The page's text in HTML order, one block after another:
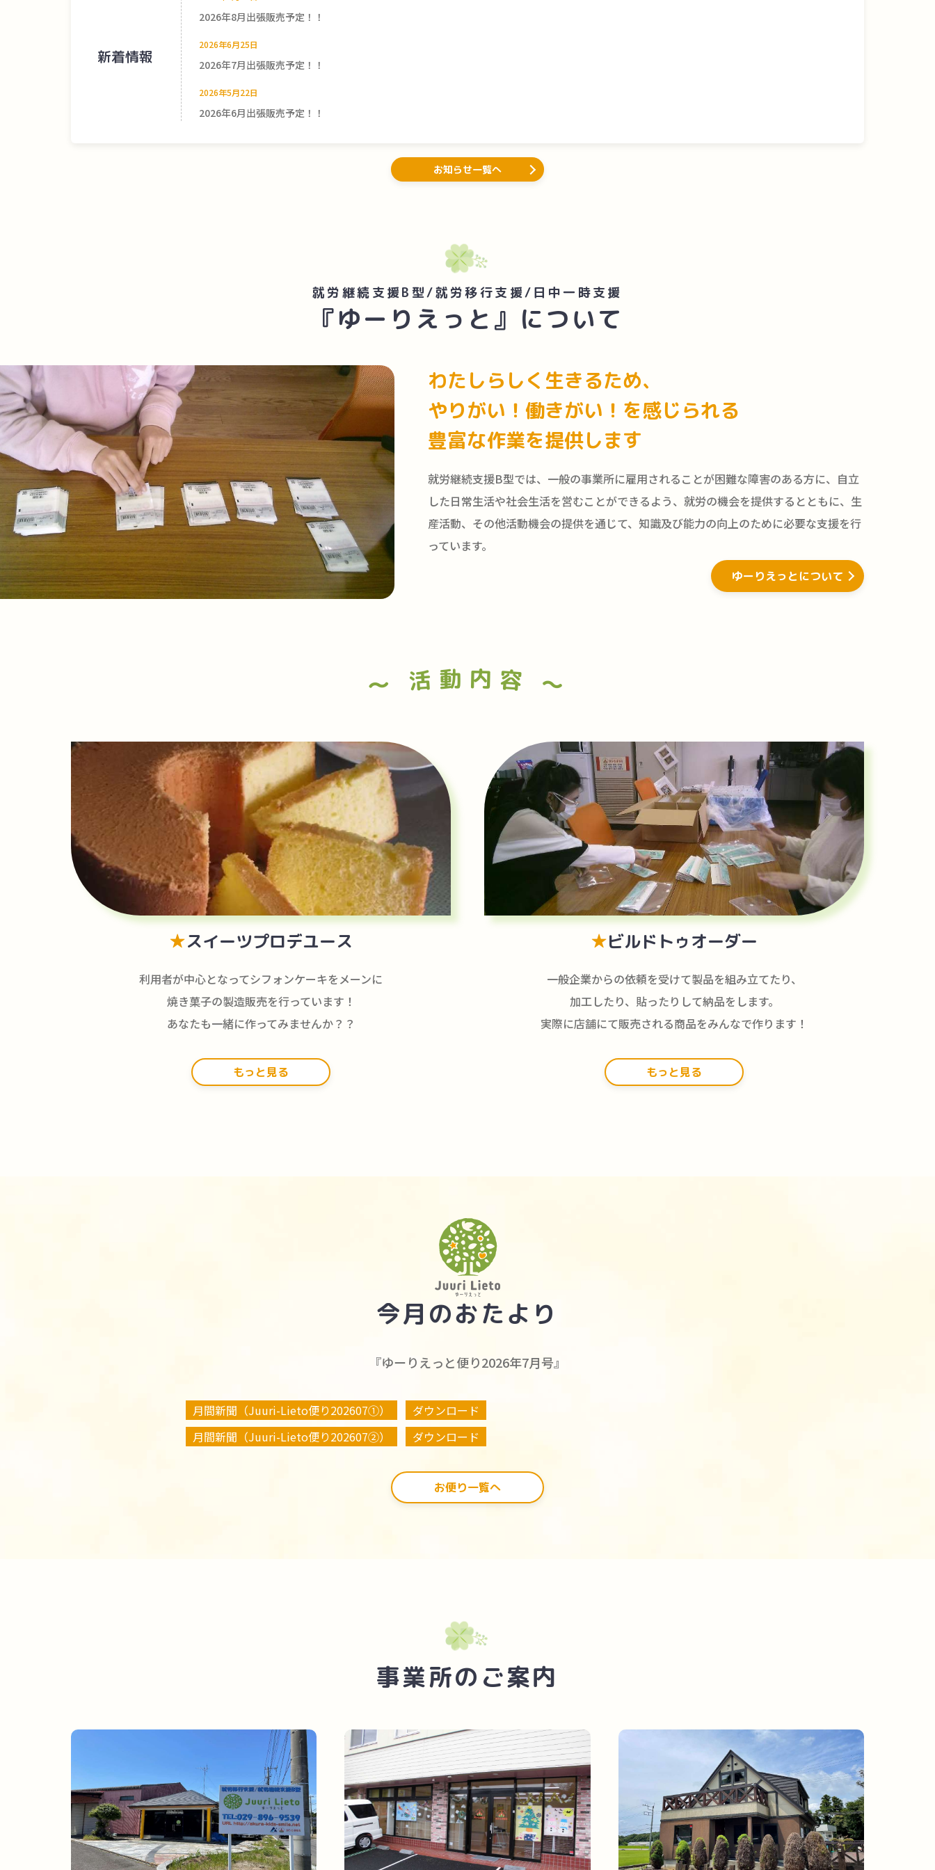
新着情報
2026年8月出張販売予定！！
2026年6月25日
2026年7月出張販売予定！！
2026年5月22日
2026年6月出張販売予定！！
お知らせ一覧へ
就労継続支援B型/就労移行支援/日中一時支援
『ゆーりえっと』について
わたしらしく生きるため、
やりがい！働きがい！を感じられる
豊富な作業を提供します
就労継続支援B型では、一般の事業所に雇用されることが困難な障害のある方に、自立
した日常生活や社会生活を営むことができるよう、就労の機会を提供するとともに、生
産活動、その他活動機会の提供を通じて、知識及び能力の向上のために必要な支援を行
っています。
ゆーりえっとについて
★スイーツプロデユース
利用者が中心となってシフォンケーキをメーンに
焼き菓子の製造販売を行っています！
あなたも一緒に作ってみませんか？？
もっと見る
★ビルドトゥオーダー
一般企業からの依頼を受けて製品を組み立てたり、
加工したり、貼ったりして納品をします。
実際に店舗にて販売される商品をみんなで作ります！
もっと見る
今月のおたより
『ゆーりえっと便り2026年7月号』
月間新聞（Juuri-Lieto便り202607①）
ダウンロード
月間新聞（Juuri-Lieto便り202607②）
ダウンロード
お便り一覧へ
事業所のご案内